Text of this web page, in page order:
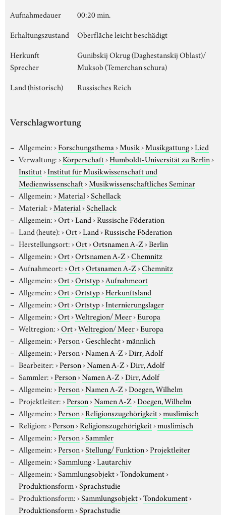
Aufnahmedauer
00:20 min.
Erhaltungszustand
Oberfläche leicht beschädigt
Herkunft
Sprecher
Gunibskij Okrug (Daghestanskij Oblast)/
Muksob (Temerchan schura)
Land (historisch)
Russisches Reich
Verschlagwortung
Allgemein:›Forschungsthema›Musik›Musikgattung›Lied
Verwaltung:›Körperschaft›Humboldt-Universität zu Berlin›
Institut›Institut für Musikwissenschaft und
Medienwissenschaft›Musikwissenschaftliches Seminar
Allgemein:›Material›Schellack
Material:›Material›Schellack
Allgemein:›Ort›Land›Russische Föderation
Land (heute):›Ort›Land›Russische Föderation
Herstellungsort:›Ort›Ortsnamen A-Z›Berlin
Allgemein:›Ort›Ortsnamen A-Z›Chemnitz
Aufnahmeort:›Ort›Ortsnamen A-Z›Chemnitz
Allgemein:›Ort›Ortstyp›Aufnahmeort
Allgemein:›Ort›Ortstyp›Herkunftsland
Allgemein:›Ort›Ortstyp›Internierungslager
Allgemein:›Ort›Weltregion/ Meer›Europa
Weltregion:›Ort›Weltregion/ Meer›Europa
Allgemein:›Person›Geschlecht›männlich
Allgemein:›Person›Namen A-Z›Dirr, Adolf
Bearbeiter:›Person›Namen A-Z›Dirr, Adolf
Sammler:›Person›Namen A-Z›Dirr, Adolf
Allgemein:›Person›Namen A-Z›Doegen, Wilhelm
Projektleiter:›Person›Namen A-Z›Doegen, Wilhelm
Allgemein:›Person›Religionszugehörigkeit›muslimisch
Religion:›Person›Religionszugehörigkeit›muslimisch
Allgemein:›Person›Sammler
Allgemein:›Person›Stellung/ Funktion›Projektleiter
Allgemein:›Sammlung›Lautarchiv
Allgemein:›Sammlungsobjekt›Tondokument›
Produktionsform›Sprachstudie
Produktionsform:›Sammlungsobjekt›Tondokument›
Produktionsform›Sprachstudie